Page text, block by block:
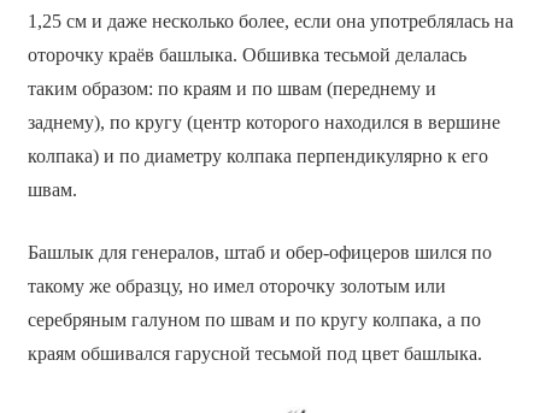
1,25 см и даже несколько более, если она употреблялась на
оторочку краёв башлыка. Обшивка тесьмой делалась
таким образом: по краям и по швам (переднему и
заднему), по кругу (центр которого находился в вершине
колпака) и по диаметру колпака перпендикулярно к его
швам.
Башлык для генералов, штаб и обер-офицеров шился по
такому же образцу, но имел оторочку золотым или
серебряным галуном по швам и по кругу колпака, а по
краям обшивался гарусной тесьмой под цвет башлыка.